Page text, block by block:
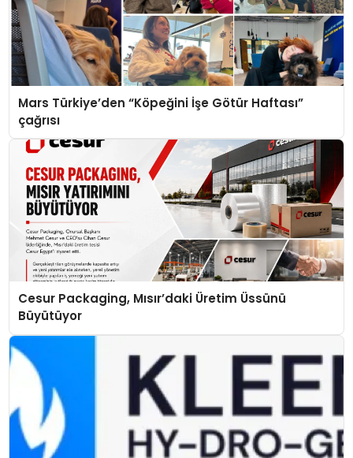
Mars Türkiye’den “Köpeğini İşe Götür Haftası”
çağrısı
Cesur Packaging, Mısır’daki Üretim Üssünü
Büyütüyor